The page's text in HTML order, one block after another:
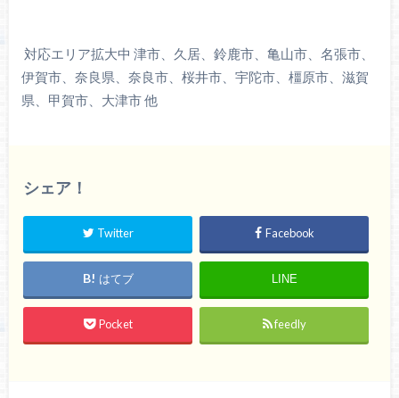
対応エリア拡大中 津市、久居、鈴鹿市、亀山市、名張市、
伊賀市、奈良県、奈良市、桜井市、宇陀市、橿原市、滋賀
県、甲賀市、大津市 他
シェア！
Twitter Facebook
はてブ LINE
Pocket feedly